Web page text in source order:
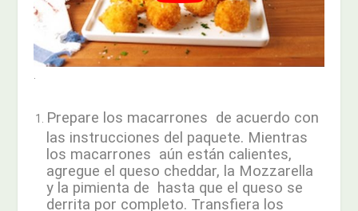
.
Prepare los macarrones de acuerdo con
las instrucciones del paquete. Mientras
los macarrones aún están calientes,
agregue el queso cheddar, la Mozzarella
y la pimienta de hasta que el queso se
derrita por completo. Transfiera los